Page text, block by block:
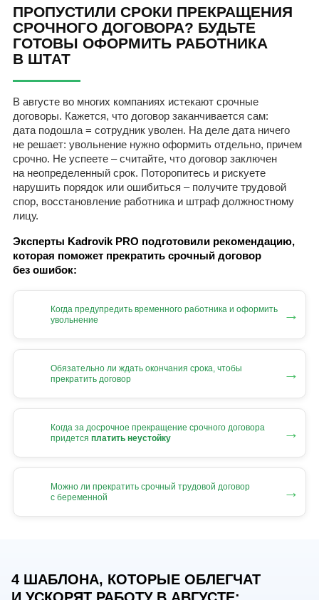
ПРОПУСТИЛИ СРОКИ ПРЕКРАЩЕНИЯ
СРОЧНОГО ДОГОВОРА? БУДЬТЕ
ГОТОВЫ ОФОРМИТЬ РАБОТНИКА
В ШТАТ
В августе во многих компаниях истекают срочные
договоры. Кажется, что договор заканчивается сам:
дата подошла = сотрудник уволен. На деле дата ничего
не решает: увольнение нужно оформить отдельно, причем
срочно. Не успеете – считайте, что договор заключен
на неопределенный срок. Поторопитесь и рискуете
нарушить порядок или ошибиться – получите трудовой
спор, восстановление работника и штраф должностному
лицу.
Эксперты Kadrovik PRO подготовили рекомендацию,
которая поможет прекратить срочный договор
без ошибок:
Когда предупредить временного работника и оформить
увольнение
→
Обязательно ли ждать окончания срока, чтобы
прекратить договор
→
Когда за досрочное прекращение срочного договора
придется платить неустойку →
Можно ли прекратить срочный трудовой договор
с беременной
→
4 ШАБЛОНА, КОТОРЫЕ ОБЛЕГЧАТ